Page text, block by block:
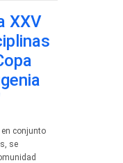
XXV
en conjunto
se